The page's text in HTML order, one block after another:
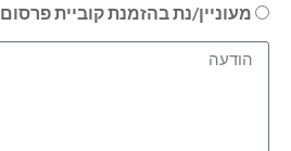
מעוניין/נת בהזמנת קוביית פרסום